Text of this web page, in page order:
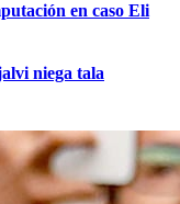
en caso Eli
niega tala